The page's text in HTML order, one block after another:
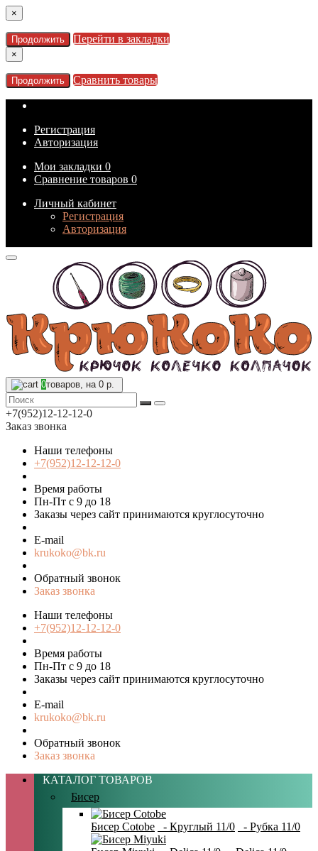
×
Продолжить Перейти в закладки
×
Продолжить Сравнить товары
Регистрация
Авторизация
Мои закладки 0
Сравнение товаров 0
Личный кабинет
Регистрация
Авторизация
0товаров, на 0 р.
+7(952)12-12-12-0
Заказ звонка
Наши телефоны
+7(952)12-12-12-0
Время работы
Пн-Пт с 9 до 18
Заказы через сайт принимаются круглосуточно
E-mail
krukoko@bk.ru
Обратный звонок
Заказ звонка
Наши телефоны
+7(952)12-12-12-0
Время работы
Пн-Пт с 9 до 18
Заказы через сайт принимаются круглосуточно
E-mail
krukoko@bk.ru
Обратный звонок
Заказ звонка
КАТАЛОГ ТОВАРОВ
Бисер
Бисер Cotobe - Круглый 11/0 - Рубка 11/0